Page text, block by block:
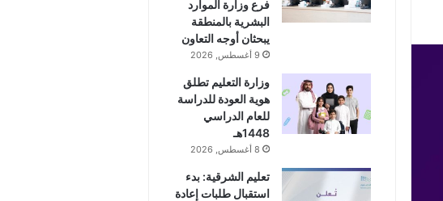
فرع وزارة الموارد
البشرية بالمنطقة
يبحثان أوجه التعاون
9 أغسطس, 2026
وزارة التعليم تطلق
هوية العودة للدراسة
للعام الدراسي
1448هـ
8 أغسطس, 2026
تعليم الشرقية: بدء
استقبال طلبات إعادة